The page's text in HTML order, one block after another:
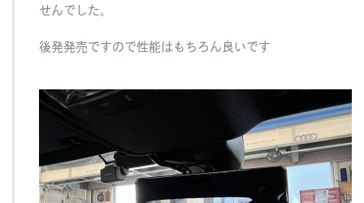
せんでした。
後発発売ですので性能はもちろん良いです